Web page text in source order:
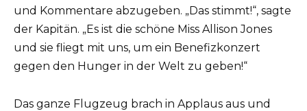
und Kommentare abzugeben. „Das stimmt!“, sagte
der Kapitän. „Es ist die schöne Miss Allison Jones
und sie fliegt mit uns, um ein Benefizkonzert
gegen den Hunger in der Welt zu geben!“
Das ganze Flugzeug brach in Applaus aus und